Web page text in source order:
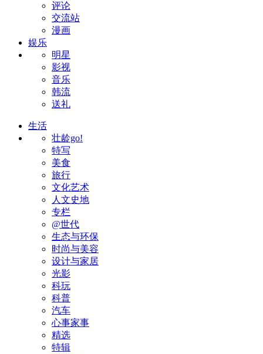
评论
交流站
漫画
娱乐
明星
影视
音乐
韩流
送礼
生活
壮龄go!
特写
美食
旅行
文化艺术
人文史地
专栏
@世代
生态与环保
时尚与美容
设计与家居
光影
科玩
科普
汽车
心事家事
精选
特辑